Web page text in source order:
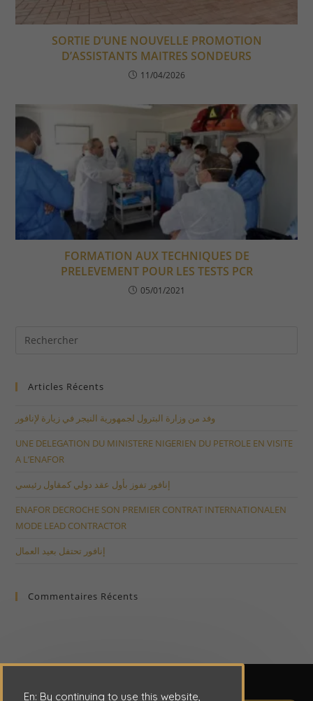
SORTIE D’UNE NOUVELLE PROMOTION
D’ASSISTANTS MAITRES SONDEURS
11/04/2026
FORMATION AUX TECHNIQUES DE
PRELEVEMENT POUR LES TESTS PCR
05/01/2021
Articles Récents
وفد من وزارة البترول لجمهورية النيجر في زيارة لإنافور
UNE DELEGATION DU MINISTERE NIGERIEN DU PETROLE EN VISITE
A L’ENAFOR
إنافور تفوز بأول عقد دولي كمقاول رئيسي
ENAFOR DECROCHE SON PREMIER CONTRAT INTERNATIONALEN
MODE LEAD CONTRACTOR
إنافور تحتفل بعيد العمال
Commentaires Récents
En: By continuing to use this website,